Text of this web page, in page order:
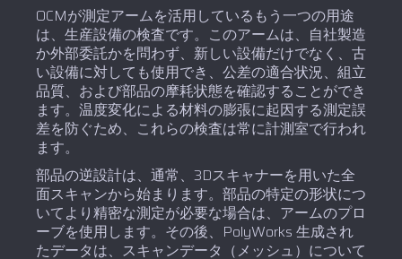
OCMが測定アームを活用しているもう一つの用途
は、生産設備の検査です。このアームは、自社製造
か外部委託かを問わず、新しい設備だけでなく、古
い設備に対しても使用でき、公差の適合状況、組立
品質、および部品の摩耗状態を確認することができ
ます。温度変化による材料の膨張に起因する測定誤
差を防ぐため、これらの検査は常に計測室で行われ
ます。
部品の逆設計は、通常、3Dスキャナーを用いた全
面スキャンから始まります。部品の特定の形状につ
いてより精密な測定が必要な場合は、アームのプロ
ーブを使用します。その後、PolyWorks 生成され
たデータは、スキャンデータ（メッシュ）について